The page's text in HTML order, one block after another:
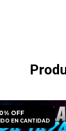
OFF
EN CANTIDAD